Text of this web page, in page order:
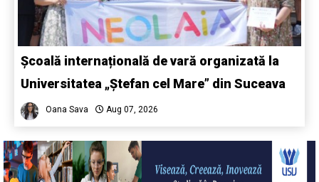
Școală internațională de vară organizată la
Universitatea „Ștefan cel Mare” din Suceava
Oana Sava Aug 07, 2026